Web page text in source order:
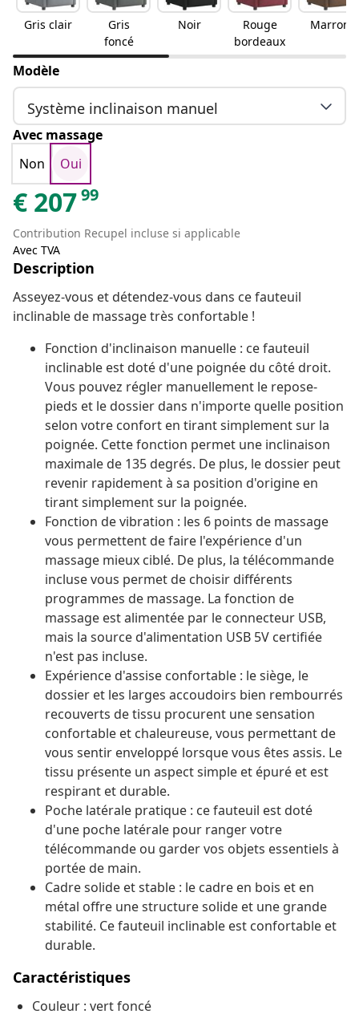
Gris clair
Gris
foncé
Noir
Rouge
bordeaux
Marron
Modèle
Système inclinaison manuel
Avec massage
Non
Oui
€ 20799
Contribution Recupel incluse si applicable
Avec TVA
Description
Asseyez-vous et détendez-vous dans ce fauteuil
inclinable de massage très confortable !
Fonction d'inclinaison manuelle : ce fauteuil
inclinable est doté d'une poignée du côté droit.
Vous pouvez régler manuellement le repose-
pieds et le dossier dans n'importe quelle position
selon votre confort en tirant simplement sur la
poignée. Cette fonction permet une inclinaison
maximale de 135 degrés. De plus, le dossier peut
revenir rapidement à sa position d'origine en
tirant simplement sur la poignée.
Fonction de vibration : les 6 points de massage
vous permettent de faire l'expérience d'un
massage mieux ciblé. De plus, la télécommande
incluse vous permet de choisir différents
programmes de massage. La fonction de
massage est alimentée par le connecteur USB,
mais la source d'alimentation USB 5V certifiée
n'est pas incluse.
Expérience d'assise confortable : le siège, le
dossier et les larges accoudoirs bien rembourrés
recouverts de tissu procurent une sensation
confortable et chaleureuse, vous permettant de
vous sentir enveloppé lorsque vous êtes assis. Le
tissu présente un aspect simple et épuré et est
respirant et durable.
Poche latérale pratique : ce fauteuil est doté
d'une poche latérale pour ranger votre
télécommande ou garder vos objets essentiels à
portée de main.
Cadre solide et stable : le cadre en bois et en
métal offre une structure solide et une grande
stabilité. Ce fauteuil inclinable est confortable et
durable.
Caractéristiques
Couleur : vert foncé